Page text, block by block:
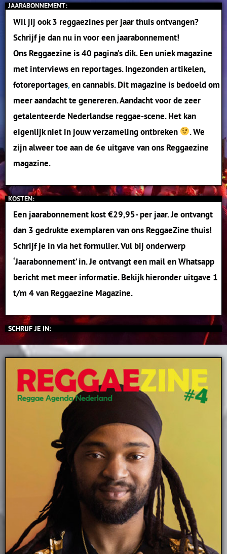
JAARABONNEMENT:
Wil jij ook 3 reggaezines per jaar thuis ontvangen?
Schrijf je dan nu in voor een jaarabonnement!
Ons Reggaezine is40 pagina’s dik. Een uniek magazine
met interviews en reportages. Ingezonden artikelen,
fotoreportages,en cannabis.Dit magazine is bedoeld om
meer aandacht te genereren. Aandacht voor de zeer
getalenteerde Nederlandse reggae-scene. Het kan
eigenlijk niet in jouw verzameling ontbreken
.We
zijn alweer toe aan de 6e uitgave van ons Reggaezine
magazine.
KOSTEN:
Een jaarabonnement kost €29,95- per jaar. Je ontvangt
dan 3 gedrukte exemplaren van ons ReggaeZine thuis!
Schrijf je in via het formulier. Vul bij onderwerp
‘Jaarabonnement’ in. Je ontvangt een mail en Whatsapp
bericht met meer informatie. Bekijk hieronder uitgave 1
t/m 4 van Reggaezine Magazine.
SCHRIJF JE IN: